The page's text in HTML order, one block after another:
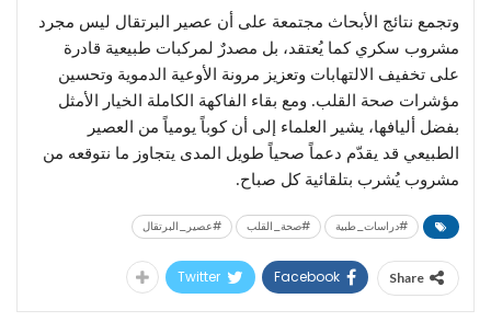
وتجمع نتائج الأبحاث مجتمعة على أن عصير البرتقال ليس مجرد
مشروب سكري كما يُعتقد، بل مصدرٌ لمركبات طبيعية قادرة
على تخفيف الالتهابات وتعزيز مرونة الأوعية الدموية وتحسين
مؤشرات صحة القلب. ومع بقاء الفاكهة الكاملة الخيار الأمثل
بفضل أليافها، يشير العلماء إلى أن كوباً يومياً من العصير
الطبيعي قد يقدّم دعماً صحياً طويل المدى يتجاوز ما نتوقعه من
مشروب يُشرب بتلقائية كل صباح.
#دراسات_طبية #صحة_القلب #عصير_البرتقال
Share
Facebook
Twitter